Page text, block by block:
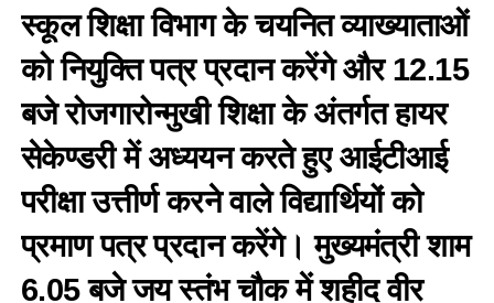
स्कूल शिक्षा विभाग के चयनित व्याख्याताओं
को नियुक्ति पत्र प्रदान करेंगे और 12.15
बजे रोजगारोन्मुखी शिक्षा के अंतर्गत हायर
सेकेण्डरी में अध्ययन करते हुए आईटीआई
परीक्षा उत्तीर्ण करने वाले विद्यार्थियों को
प्रमाण पत्र प्रदान करेंगे। मुख्यमंत्री शाम
6.05 बजे जय स्तंभ चौक में शहीद वीर